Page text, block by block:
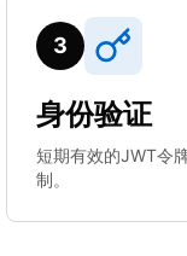
3
身份验证
短期有效的JWT令
制。